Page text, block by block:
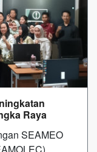
Raya
SEAMEO